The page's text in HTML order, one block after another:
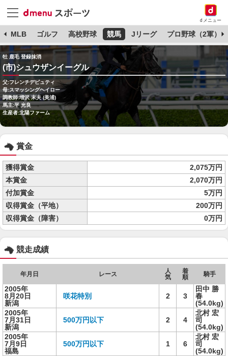
dメニュー
MLB ゴルフ 高校野球 競馬 Jリーグ プロ野球（2軍）
牡 鹿毛 登録抹消
(市)シュウザンイーグル
父:フレンチデピュティ
母:スマッシングヘイロー
調教師:増沢 末夫 (美浦)
馬主:平 光良
生産者:北陽ファーム
賞金
獲得賞金
2,075万円
本賞金
2,070万円
付加賞金
5万円
収得賞金（平地）
200万円
収得賞金（障害）
0万円
競走成績
年月日 レース
人
気
着
順
騎手
2005年
8月20日
新潟
咲花特別 2 3
田中 勝
春
(54.0kg)
2005年
7月31日
新潟
500万円以下 2 4
北村 宏
司
(54.0kg)
2005年
7月9日
福島
500万円以下 1 6
北村 宏
司
(54.0kg)